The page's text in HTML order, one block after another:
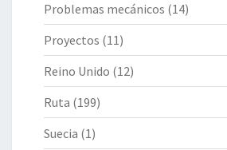
Problemas mecánicos (14)
Proyectos (11)
Reino Unido (12)
Ruta (199)
Suecia (1)